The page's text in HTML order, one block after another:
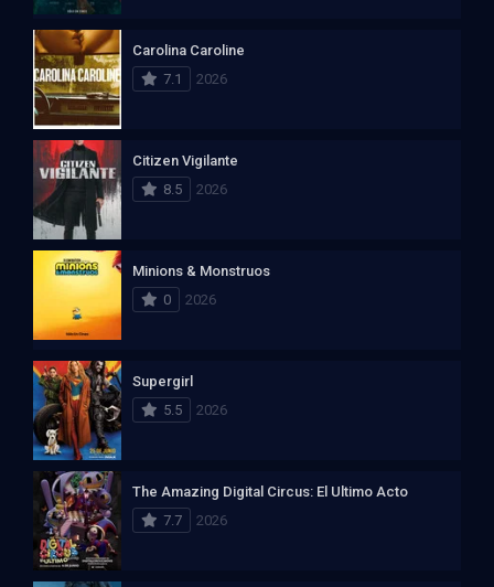
Carolina Caroline
7.1
2026
Citizen Vigilante
8.5
2026
Minions & Monstruos
0
2026
Supergirl
5.5
2026
The Amazing Digital Circus: El Ultimo Acto
7.7
2026